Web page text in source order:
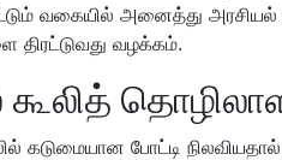
வகையில் அனைத்து அரசியல்
திரட்டுவது வழக்கம்.
கூலித்
கடுமையான போட்டி